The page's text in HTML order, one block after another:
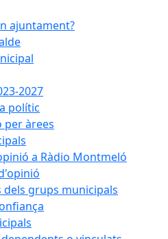
ajuntament?
2027
polític
per àrees
a Ràdio Montmeló
dels grups municipals